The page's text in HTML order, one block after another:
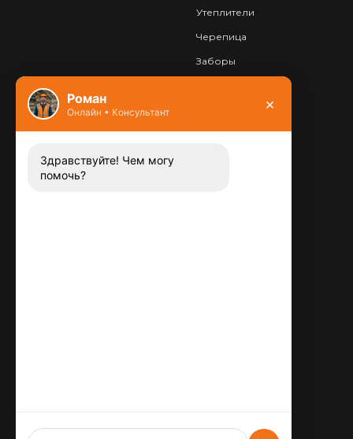
Утеплители
Черепица
Заборы
Контакты
Заказать звонок
Роман
Онлайн • Консультант ×
Здравствуйте! Чем могу
помочь?